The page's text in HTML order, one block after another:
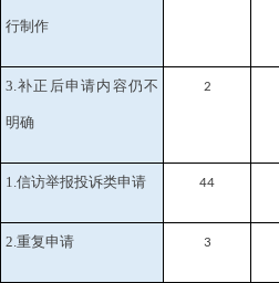
行制作
3.补正后申请内容仍不
明确
2
1.信访举报投诉类申请 44
2.重复申请 3